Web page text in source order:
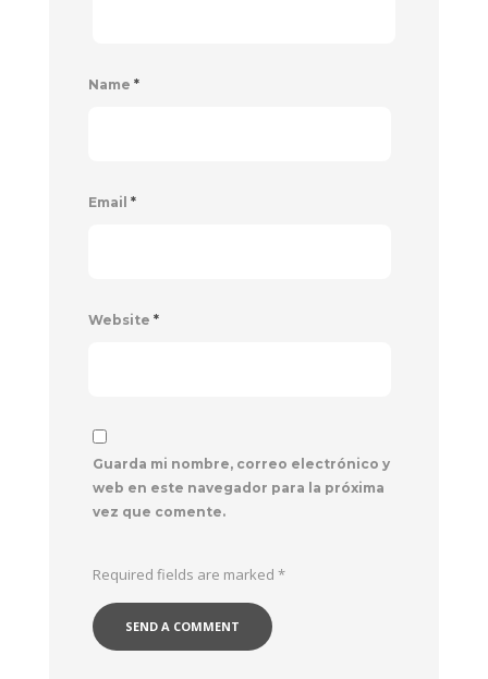
Name *
Email *
Website *
Guarda mi nombre, correo electrónico y
web en este navegador para la próxima
vez que comente.
Required fields are marked *